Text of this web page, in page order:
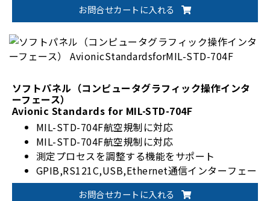
お問合せカートに入れる
ソフトパネル（コンピュータグラフィック操作インタ
ーフェース）
Avionic Standards for MIL-STD-704F
MIL-STD-704F航空規制に対応
MIL-STD-704F航空規制に対応
測定プロセスを調整する機能をサポート
GPIB,RS121C,USB,Ethernet通信インターフェー
スをサポート
お問合せカートに入れる